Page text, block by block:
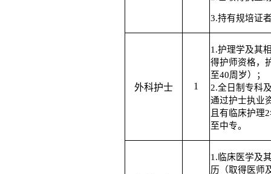
3.持有规培证
外科护士 1
1.护理学及其
得护师资格，
至40周岁）；
2.全日制专科
通过护士执业
且有临床护理
至中专。
1.临床医学及
历（取得医师